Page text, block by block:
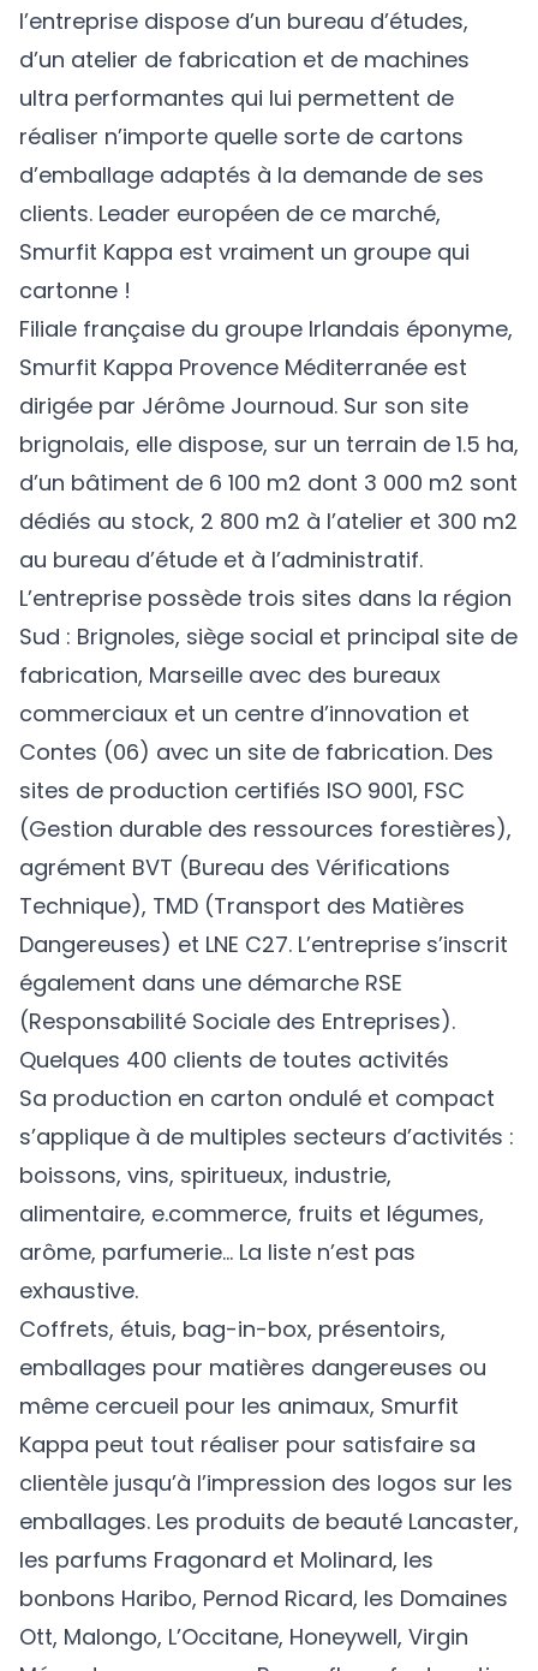
l’entreprise dispose d’un bureau d’études,
d’un atelier de fabrication et de machines
ultra performantes qui lui permettent de
réaliser n’importe quelle sorte de cartons
d’emballage adaptés à la demande de ses
clients. Leader européen de ce marché,
Smurfit Kappa est vraiment un groupe qui
cartonne !
Filiale française du groupe Irlandais éponyme,
Smurfit Kappa Provence Méditerranée est
dirigée par Jérôme Journoud. Sur son site
brignolais, elle dispose, sur un terrain de 1.5 ha,
d’un bâtiment de 6 100 m2 dont 3 000 m2 sont
dédiés au stock, 2 800 m2 à l’atelier et 300 m2
au bureau d’étude et à l’administratif.
L’entreprise possède trois sites dans la région
Sud : Brignoles, siège social et principal site de
fabrication, Marseille avec des bureaux
commerciaux et un centre d’innovation et
Contes (06) avec un site de fabrication. Des
sites de production certifiés ISO 9001, FSC
(Gestion durable des ressources forestières),
agrément BVT (Bureau des Vérifications
Technique), TMD (Transport des Matières
Dangereuses) et LNE C27. L’entreprise s’inscrit
également dans une démarche RSE
(Responsabilité Sociale des Entreprises).
Quelques 400 clients de toutes activités
Sa production en carton ondulé et compact
s’applique à de multiples secteurs d’activités :
boissons, vins, spiritueux, industrie,
alimentaire, e.commerce, fruits et légumes,
arôme, parfumerie… La liste n’est pas
exhaustive.
Coffrets, étuis, bag-in-box, présentoirs,
emballages pour matières dangereuses ou
même cercueil pour les animaux, Smurfit
Kappa peut tout réaliser pour satisfaire sa
clientèle jusqu’à l’impression des logos sur les
emballages. Les produits de beauté Lancaster,
les parfums Fragonard et Molinard, les
bonbons Haribo, Pernod Ricard, les Domaines
Ott, Malongo, L’Occitane, Honeywell, Virgin